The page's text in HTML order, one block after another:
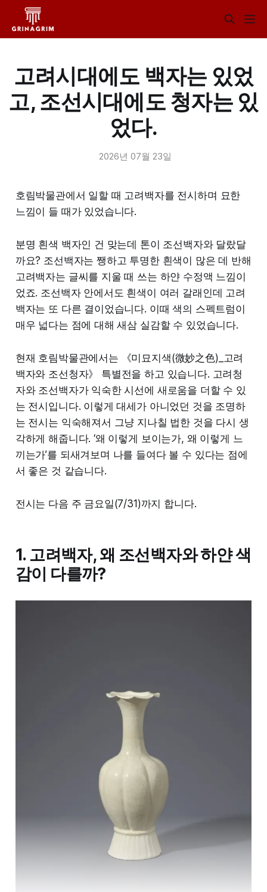
고려시대에도 백자는 있었
고, 조선시대에도 청자는 있
었다.
2026년 07월 23일
호림박물관에서 일할 때 고려백자를 전시하며 묘한
느낌이 들 때가 있었습니다.
분명 흰색 백자인 건 맞는데 톤이 조선백자와 달랐달
까요? 조선백자는 쨍하고 투명한 흰색이 많은 데 반해
고려백자는 글씨를 지울 때 쓰는 하얀 수정액 느낌이
었죠. 조선백자 안에서도 흰색이 여러 갈래인데 고려
백자는 또 다른 결이었습니다. 이때 색의 스펙트럼이
매우 넓다는 점에 대해 새삼 실감할 수 있었습니다.
현재 호림박물관에서는 《미묘지색(微妙之色)_고려
백자와 조선청자》 특별전을 하고 있습니다. 고려청
자와 조선백자가 익숙한 시선에 새로움을 더할 수 있
는 전시입니다. 이렇게 대세가 아니었던 것을 조명하
는 전시는 익숙해져서 그냥 지나칠 법한 것을 다시 생
각하게 해줍니다. ‘왜 이렇게 보이는가, 왜 이렇게 느
끼는가’를 되새겨보며 나를 들여다 볼 수 있다는 점에
서 좋은 것 같습니다.
전시는 다음 주 금요일(7/31)까지 합니다.
1. 고려백자, 왜 조선백자와 하얀 색
감이 다를까?